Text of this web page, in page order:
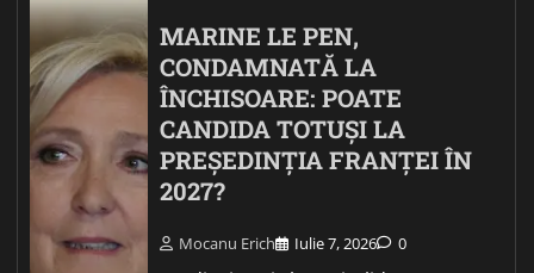
MARINE LE PEN,
CONDAMNATĂ LA
ÎNCHISOARE: POATE
CANDIDA TOTUȘI LA
PREȘEDINȚIA FRANȚEI ÎN
2027?
Mocanu Erich Iulie 7, 2026 0